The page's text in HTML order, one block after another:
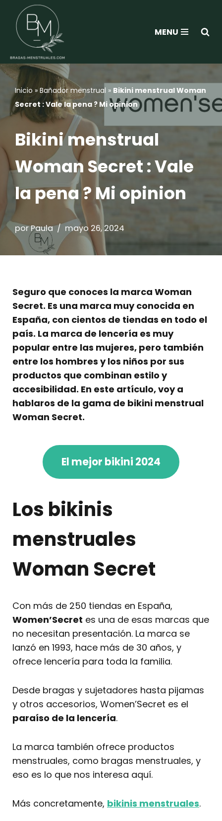
Saltar
contenido
MENU
Inicio » Bañador menstrual » Bikini menstrual Woman
Secret : Vale la pena ? Mi opinion
Bikini menstrual
Woman Secret : Vale
la pena ? Mi opinion
porPaula mayo 26, 2024
Seguro que conoces la marca Woman
Secret. Es una marca muy conocida en
España, con cientos de tiendas en todo el
país. La marca de lencería es muy
popular entre las mujeres, pero también
entre los hombres y los niños por sus
productos que combinan estilo y
accesibilidad. En este artículo, voy a
hablaros de la gama de bikini menstrual
Woman Secret.
El mejor bikini 2024
Los bikinis
menstruales
Woman Secret
Con más de 250 tiendas en España,
Women’Secret es una de esas marcas que
no necesitan presentación. La marca se
lanzó en 1993, hace más de 30 años, y
ofrece lencería para toda la familia.
Desde bragas y sujetadores hasta pijamas
y otros accesorios, Women’Secret es el
paraíso de la lencería.
La marca también ofrece productos
menstruales, como bragas menstruales, y
eso es lo que nos interesa aquí.
Más concretamente, bikinis menstruales.